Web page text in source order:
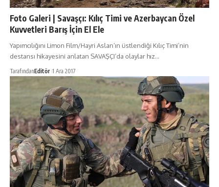
Foto Galeri | Savaşçı: Kılıç Timi ve Azerbaycan Özel
Kuvvetleri Barış İçin El Ele
Yapımcılığını Limon Film/Hayri Aslan’ın üstlendiği Kılıç Timi’nin
destansı hikayesini anlatan SAVAŞÇI’da olaylar hız…
TarafındanEditör 1 Ara 2017